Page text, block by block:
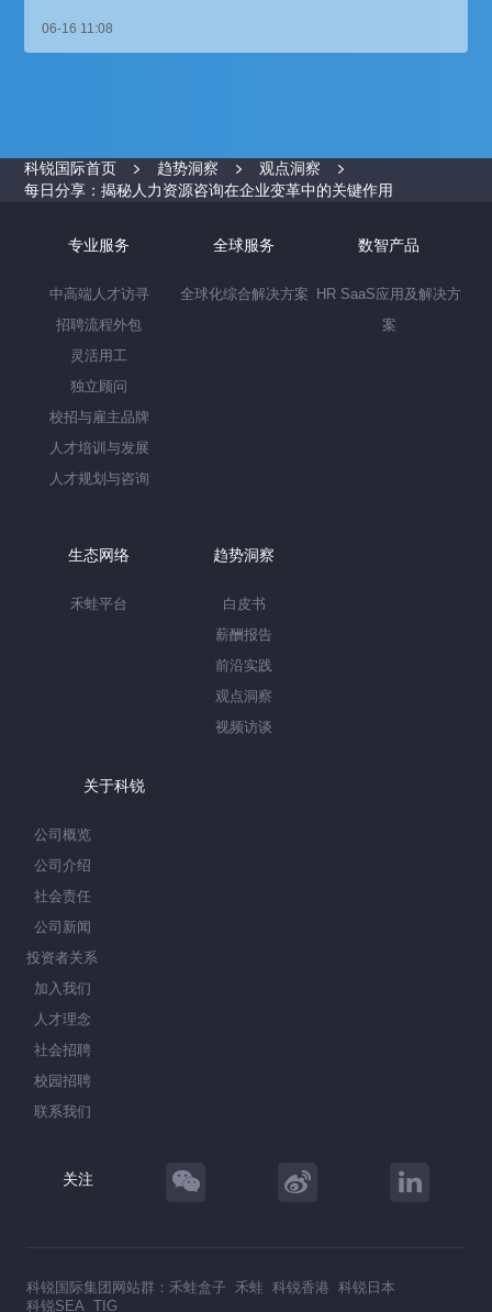
06-16 11:08
科锐国际首页 趋势洞察
观点洞察
每日分享：揭秘人力资源咨询在企业变革中的关键作用
专业服务
中高端人才访寻
招聘流程外包
灵活用工
独立顾问
校招与雇主品牌
人才培训与发展
人才规划与咨询
全球服务
全球化综合解决方案
数智产品
HR SaaS应用及解决方
案
生态网络
禾蛙平台
趋势洞察
白皮书
薪酬报告
前沿实践
观点洞察
视频访谈
关于科锐
公司概览
公司介绍
社会责任
公司新闻
投资者关系
加入我们
人才理念
社会招聘
校园招聘
联系我们
关注
科锐国际集团网站群： 禾蛙盒子 禾蛙 科锐香港 科锐日本
科锐SEA TIG